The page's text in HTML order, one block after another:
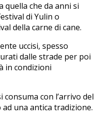
quella che da anni si
di Yulin o
della carne di cane.
uccisi, spesso
dalle strade per poi
in condizioni
con l’arrivo del
una antica tradizione.